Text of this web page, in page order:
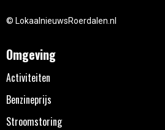
© LokaalnieuwsRoerdalen.nl
Omgeving
Activiteiten
Benzineprijs
Stroomstoring